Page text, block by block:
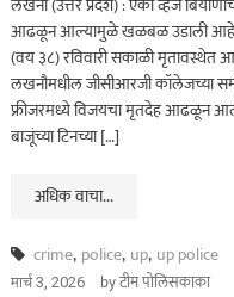
आढळून आल्यामुळे खळबळ उडाली आहे.
(वय ३८) रविवारी सकाळी
लखनौमधील जीसीआरजी कॉलेजच्या
फ्रीजरमध्ये विजयचा मृतदेह आढळून
बाजूंच्या टिनच्या […]
अधिक वाचा...
crime, police, up, up police
मार्च 3, 2026 byटीम पोलिसकाका